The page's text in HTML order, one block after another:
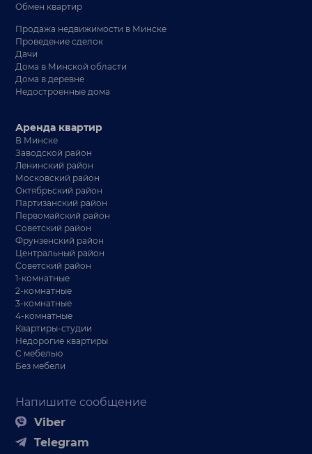
Обмен квартир
Продажа недвижимости в Минске
Проведение сделок
Дачи
Дома в Минской области
Дома в деревне
Недостроенные дома
Напишите сообщение
Viber
Telegram
Аренда квартир
В Минске
Заводской район
Ленинский район
Московский район
Октябрьский район
Партизанский район
Первомайский район
Советский район
Фрунзенский район
Центральный район
Советский район
1-комнатные
2-комнатные
3-комнатные
4-комнатные
Квартиры-студии
Недорогие квартиры
С мебелью
Без мебели